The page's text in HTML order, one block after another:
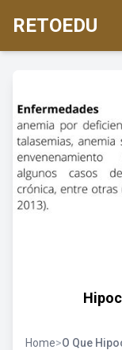
RETOEDU
Home>O Que